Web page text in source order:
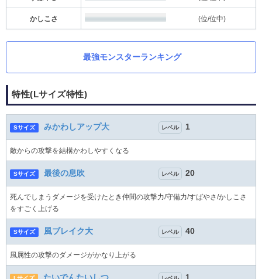
かしこさ (位/位中)
最強モンスターランキング
特性(Lサイズ特性)
Sサイズ みかわしアップ大 レベル 1
敵からの攻撃を結構かわしやすくなる
Sサイズ 最後の息吹 レベル 20
死んでしまうダメージを受けたとき仲間の攻撃力/守備力/すばやさ/かしこさ
をすごく上げる
Sサイズ 風ブレイク大 レベル 40
風属性の攻撃のダメージがかなり上がる
たいでんたいしつ 1